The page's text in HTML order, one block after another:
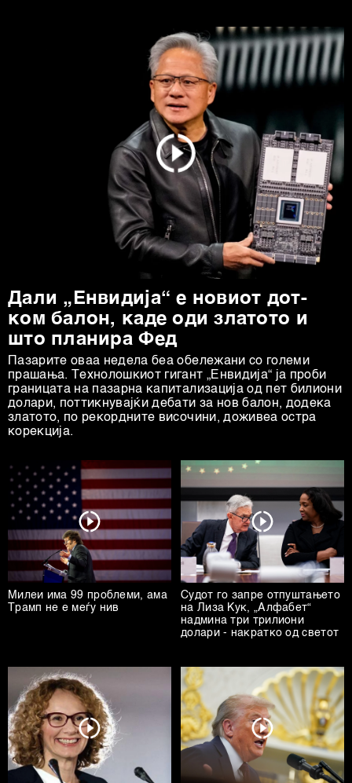
Дали „Енвидија“ е новиот дот-
ком балон, каде оди златото и
што планира Фед
Пазарите оваа недела беа обележани со големи
прашања. Технолошкиот гигант „Енвидија“ ја проби
границата на пазарна капитализација од пет билиони
долари, поттикнувајќи дебати за нов балон, додека
златото, по рекордните височини, доживеа остра
корекција.
Милеи има 99 проблеми, ама
Трамп не е меѓу нив
Судот го запре отпуштањето
на Лиза Кук, „Алфабет“
надмина три трилиони
долари - накратко од светот